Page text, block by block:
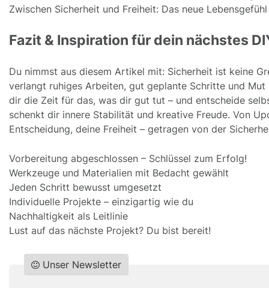
Zwischen Sicherheit und Freiheit: Das neue
Fazit & Inspiration für dein nächstes
Du nimmst aus diesem Artikel mit: Sicherheit ist keine
verlangt ruhiges Arbeiten, gut geplante Schritte und
dir die Zeit für das, was dir gut tut – und entscheide
schenkt dir innere Stabilität und kreative Freude. Von
Entscheidung, deine Freiheit – getragen von der
Vorbereitung abgeschlossen – Schlüssel zum Erfolg!
Werkzeuge und Materialien mit Bedacht gewählt
Jeden Schritt bewusst umgesetzt
Individuelle Projekte – einzigartig wie du
Nachhaltigkeit als Leitlinie
Lust auf das nächste Projekt? Du bist bereit!
Unser Newsletter